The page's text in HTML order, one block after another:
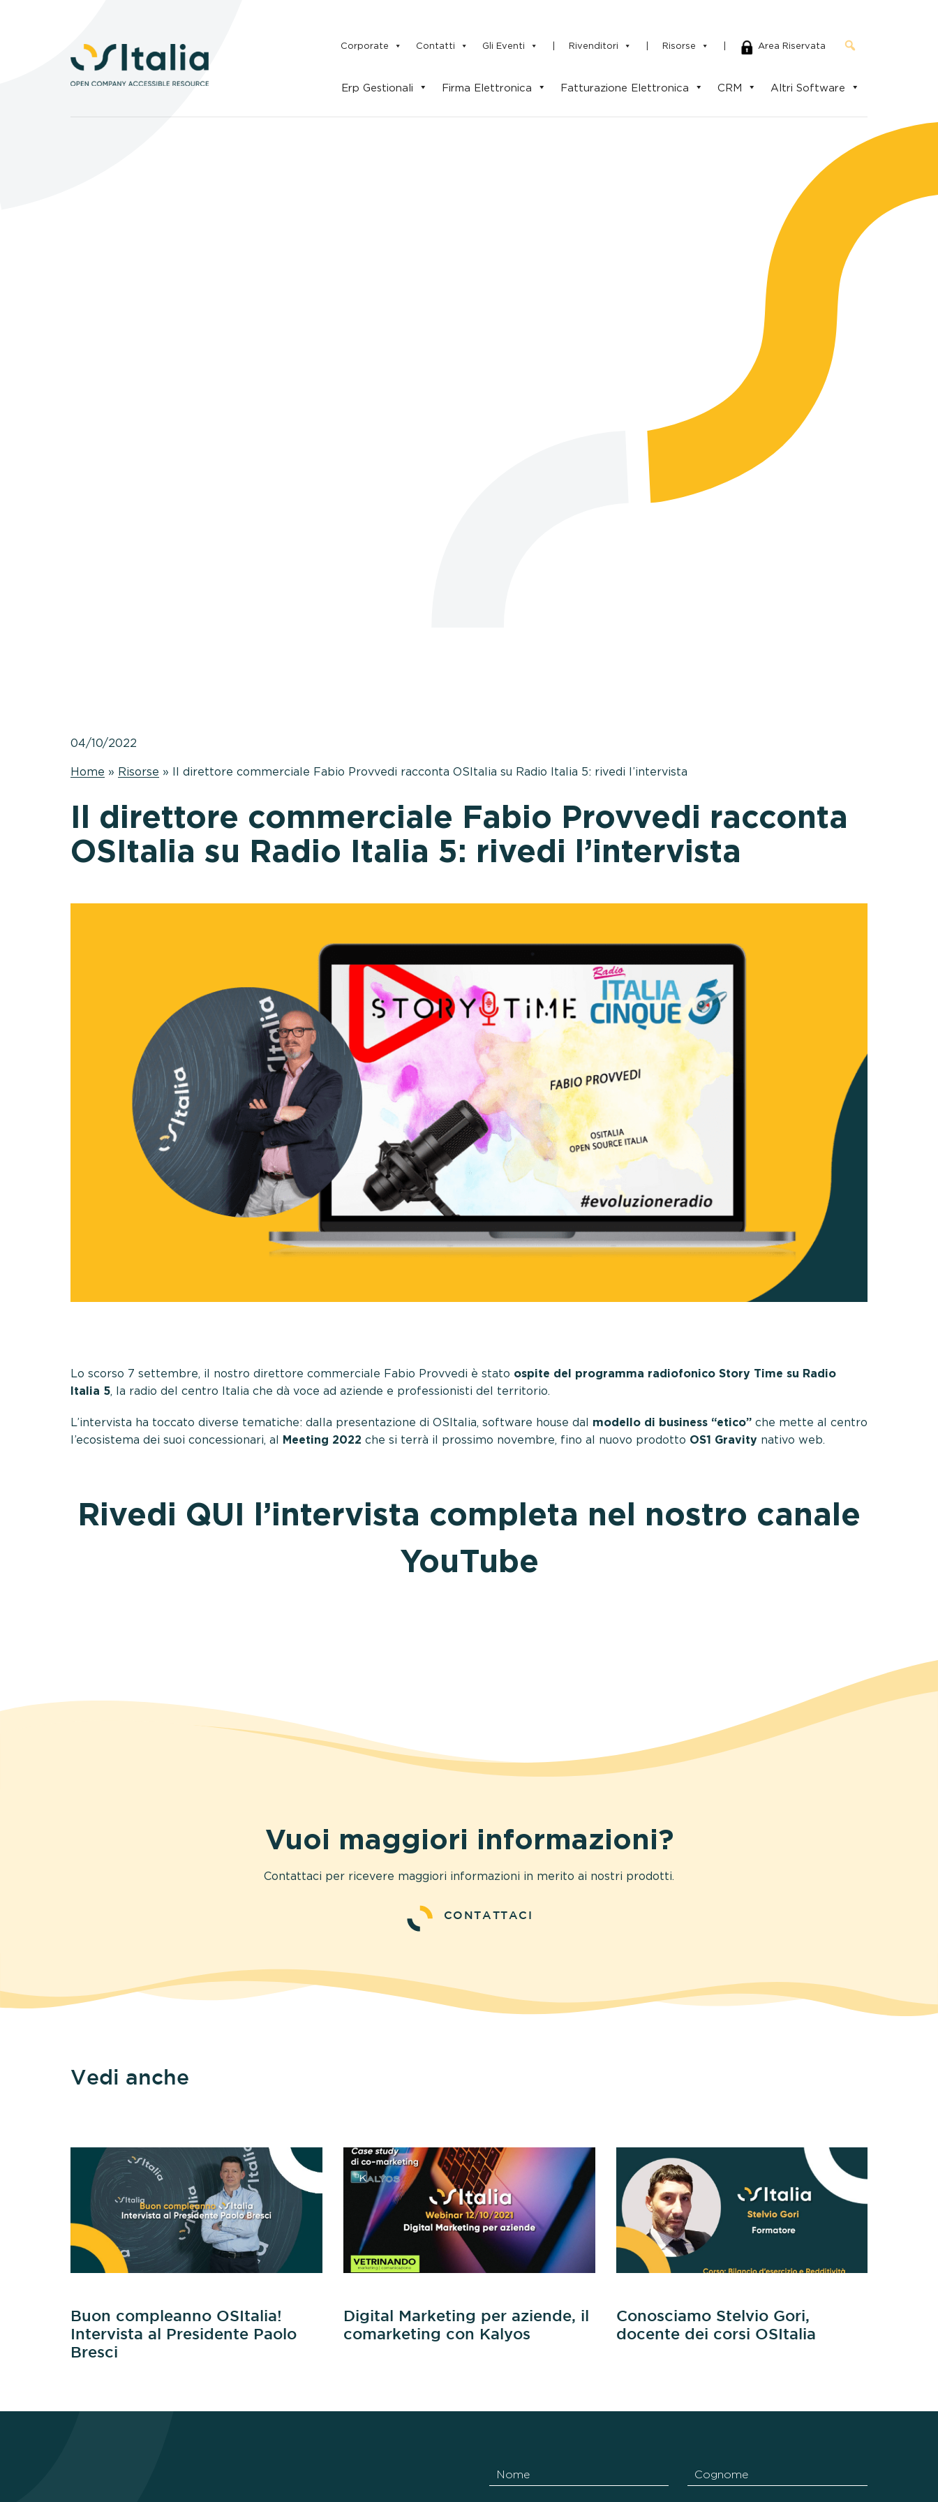
Navigation
Corporate Contatti Gli Eventi | Rivenditori | Risorse | Area Riservata
Primary
Erp Gestionali Firma Elettronica Fatturazione Elettronica CRM Altri Software
04/10/2022
Home » Risorse » Il direttore commerciale Fabio Provvedi racconta OSItalia su Radio Italia 5: rivedi l’intervista
Il direttore commerciale Fabio Provvedi racconta
OSItalia su Radio Italia 5: rivedi l’intervista
Lo scorso 7 settembre, il nostro direttore commerciale Fabio Provvedi è stato ospite del programma radiofonico Story Time su Radio
Italia 5, la radio del centro Italia che dà voce ad aziende e professionisti del territorio.
L’intervista ha toccato diverse tematiche: dalla presentazione di OSItalia, software house dal modello di business “etico”che mette al centro
l’ecosistema dei suoi concessionari, al Meeting 2022 che si terrà il prossimo novembre, fino al nuovo prodotto OS1 Gravity nativo web.
Rivedi QUI l’intervista completa nel nostro canale
YouTube
Vuoi maggiori informazioni?
Contattaci per ricevere maggiori informazioni in merito ai nostri prodotti.
CONTATTACI
Vedi anche
Buon compleanno OSItalia!
Intervista al Presidente Paolo
Bresci
Digital Marketing per aziende, il
comarketing con Kalyos
Conosciamo Stelvio Gori,
docente dei corsi OSItalia